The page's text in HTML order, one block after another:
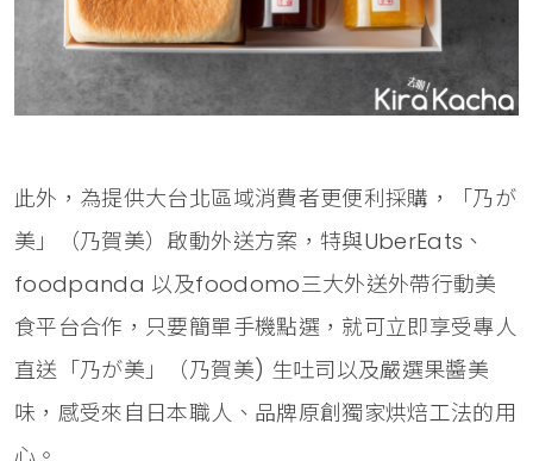
此外，為提供大台北區域消費者更便利採購，「乃が
美」（乃賀美）啟動外送方案，特與UberEats、
foodpanda 以及foodomo三大外送外帶行動美
食平台合作，只要簡單手機點選，就可立即享受專人
直送「乃が美」（乃賀美) 生吐司以及嚴選果醬美
味，感受來自日本職人、品牌原創獨家烘焙工法的用